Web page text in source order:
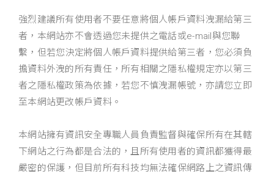
強烈建議所有使用者不要任意將個人帳戶資料洩漏給第三
者，本網站亦不會透過您未提供之電話或e-mail與您聯
繫，但若您決定將個人帳戶資料提供給第三者，您必須負
擔資料外洩的所有責任，所有相關之隱私權規定亦以第三
者之隱私權政策為依據，若您不慎洩漏帳號，亦請您立即
至本網站更改帳戶資料。
本網站擁有資訊安全專職人員負責監督與確保所有在其轄
下網站之行為都是合法的，且所有使用者的資訊都獲得最
嚴密的保護，但目前所有科技均無法確保網路上之資訊傳